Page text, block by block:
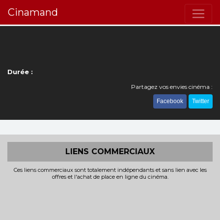
Cinamand
Durée :
Partagez vos envies cinéma :
Facebook Twitter
LIENS COMMERCIAUX
Ces liens commerciaux sont totalement indépendants et sans lien avec les
offres et l'achat de place en ligne du cinéma.